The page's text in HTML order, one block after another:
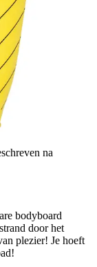
na
bodyboard
door het
plezier! Je hoeft